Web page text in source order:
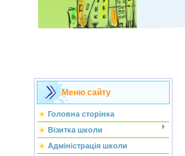
Меню сайту
Головна сторінка
Візитка школи
Адміністрація школи